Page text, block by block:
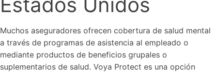
Muchos aseguradores ofrecen cobertura de salud mental
a través de programas de asistencia al empleado o
mediante productos de beneficios grupales o
suplementarios de salud. Voya Protect es una opción